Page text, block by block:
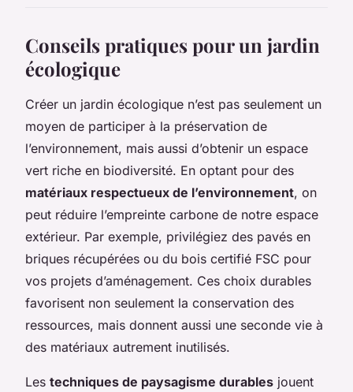
Conseils pratiques pour un jardin
écologique
Créer un jardin écologique n’est pas seulement un
moyen de participer à la préservation de
l’environnement, mais aussi d’obtenir un espace
vert riche en biodiversité. En optant pour des
matériaux respectueux de l’environnement, on
peut réduire l’empreinte carbone de notre espace
extérieur. Par exemple, privilégiez des pavés en
briques récupérées ou du bois certifié FSC pour
vos projets d’aménagement. Ces choix durables
favorisent non seulement la conservation des
ressources, mais donnent aussi une seconde vie à
des matériaux autrement inutilisés.
Les techniques de paysagisme durables jouent